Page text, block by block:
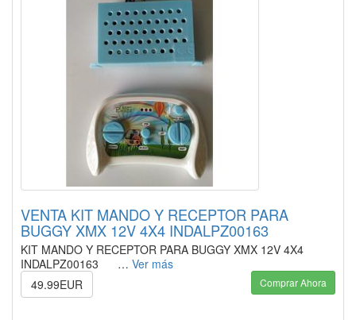
VENTA KIT MANDO Y RECEPTOR PARA
BUGGY XMX 12V 4X4 INDALPZ00163
KIT MANDO Y RECEPTOR PARA BUGGY XMX 12V 4X4
INDALPZ00163 … Ver más
49.99EUR
Comprar Ahora